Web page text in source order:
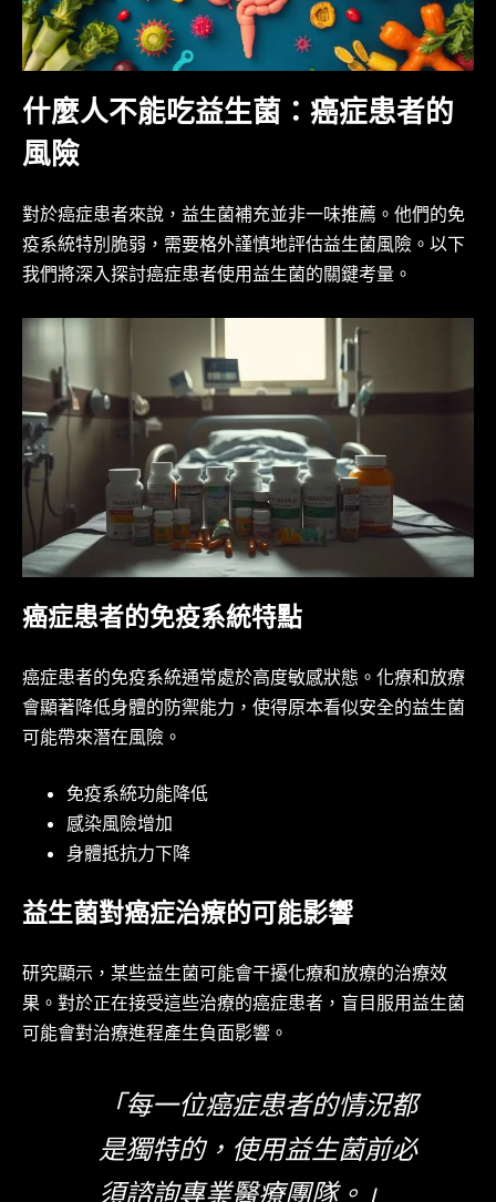
什麼人不能吃益生菌：癌症患者的
風險
對於癌症患者來說，益生菌補充並非一味推薦。他們的免
疫系統特別脆弱，需要格外謹慎地評估益生菌風險。以下
我們將深入探討癌症患者使用益生菌的關鍵考量。
癌症患者的免疫系統特點
癌症患者的免疫系統通常處於高度敏感狀態。化療和放療
會顯著降低身體的防禦能力，使得原本看似安全的益生菌
可能帶來潛在風險。
免疫系統功能降低
感染風險增加
身體抵抗力下降
益生菌對癌症治療的可能影響
研究顯示，某些益生菌可能會干擾化療和放療的治療效
果。對於正在接受這些治療的癌症患者，盲目服用益生菌
可能會對治療進程產生負面影響。
「每一位癌症患者的情況都
是獨特的，使用益生菌前必